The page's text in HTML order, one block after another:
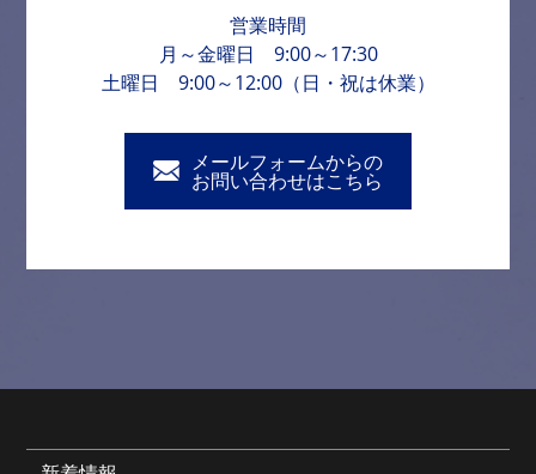
営業時間
月～金曜日 9:00～17:30
土曜日 9:00～12:00（日・祝は休業）
メールフォームからの
お問い合わせはこちら